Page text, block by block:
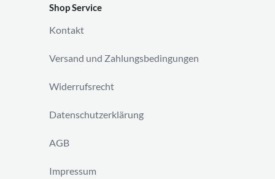
Shop Service
Kontakt
Versand und Zahlungsbedingungen
Widerrufsrecht
Datenschutzerklärung
AGB
Impressum